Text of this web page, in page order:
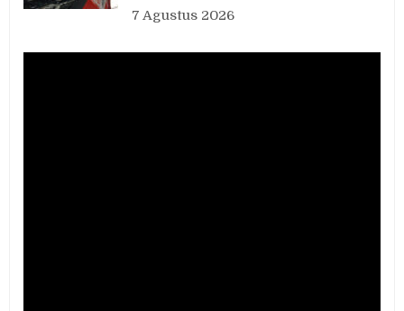
7 Agustus 2026